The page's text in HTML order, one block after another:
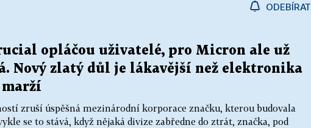
ODEBÍRAT
opláčou uživatelé, pro Micron ale už
Nový zlatý důl je lákavější než elektronika
marží
zruší úspěšná mezinárodní korporace značku, kterou budovala
se to stává, když nějaká divize zabředne do ztrát, značka, pod